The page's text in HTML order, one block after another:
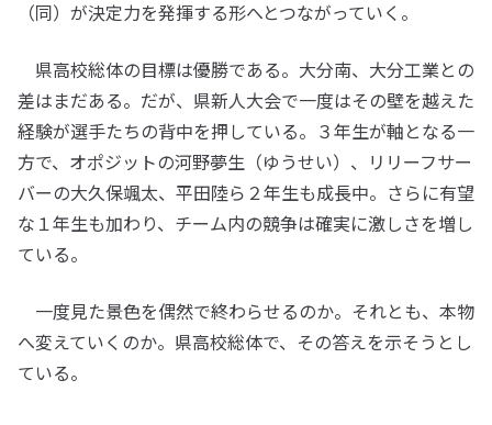
（同）が決定力を発揮する形へとつながっていく。
県高校総体の目標は優勝である。大分南、大分工業との
差はまだある。だが、県新人大会で一度はその壁を越えた
経験が選手たちの背中を押している。３年生が軸となる一
方で、オポジットの河野夢生（ゆうせい）、リリーフサー
バーの大久保颯太、平田陸ら２年生も成長中。さらに有望
な１年生も加わり、チーム内の競争は確実に激しさを増し
ている。
一度見た景色を偶然で終わらせるのか。それとも、本物
へ変えていくのか。県高校総体で、その答えを示そうとし
ている。